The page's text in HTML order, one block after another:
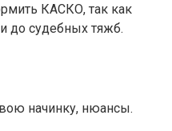
КАСКО, так как
до судебных тяжб.
начинку, нюансы.